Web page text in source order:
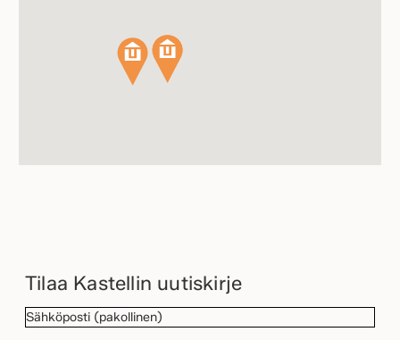
Tilaa Kastellin uutiskirje
SÄHKÖPOSTI(Pakollinen)